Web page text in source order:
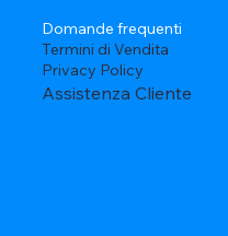
Domande frequenti
Termini di Vendita
Privacy Policy
Assistenza Cliente